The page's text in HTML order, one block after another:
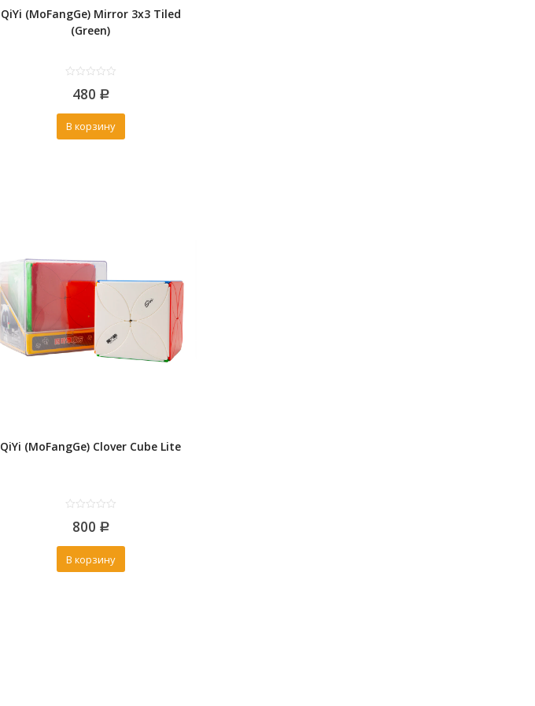
QiYi (MoFangGe) Mirror 3x3 Tiled
(Green)
out
5
480 Р
В корзину
QiYi (MoFangGe) Clover Cube Lite
out
5
800 Р
В корзину